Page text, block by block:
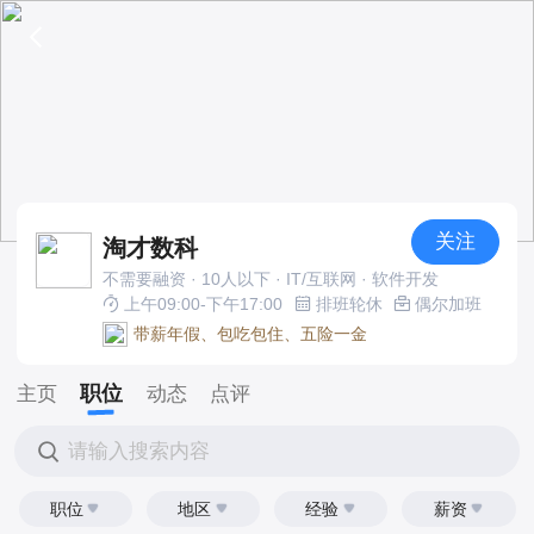
淘才数科 关注
不需要融资 · 10人以下 · IT/互联网 · 软件开发
上午09:00-下午17:00
排班轮休
偶尔加班
带薪年假、包吃包住、五险一金
主页 职位 动态 点评
请输入搜索内容
职位 地区 经验 薪资